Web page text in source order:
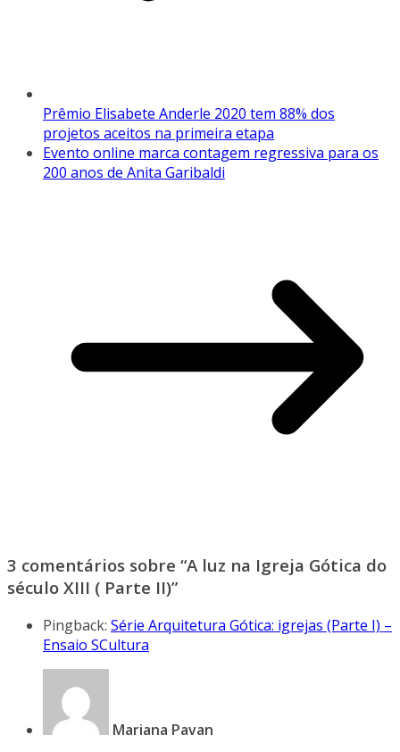
Prêmio Elisabete Anderle 2020 tem 88% dos
projetos aceitos na primeira etapa
Evento online marca contagem regressiva para os
200 anos de Anita Garibaldi
3 comentários sobre “A luz na Igreja Gótica do
século XIII ( Parte II)”
Pingback: Série Arquitetura Gótica: igrejas (Parte I) –
Ensaio SCultura
Mariana Pavan